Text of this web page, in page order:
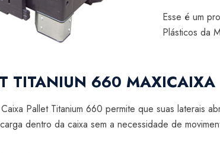
Esse é um
Plásticos da
TITANIUN 660 MAXICAIXA
Pallet Titanium 660 permite que suas laterais
dentro da caixa sem a necessidade de